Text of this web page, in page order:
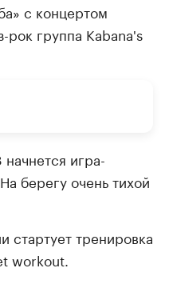
с концертом
рок группа Kabana's
игра-
берегу очень тихой
стартует тренировка
workout.